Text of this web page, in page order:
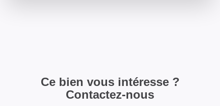
Ce bien vous intéresse ?
Contactez-nous